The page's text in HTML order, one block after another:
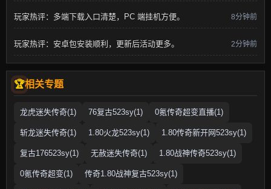
玩家热评：多端下载入口清楚，PC 端挂机方便。 8分钟前
玩家热评：安卓包安装顺利，更新后活动更多。 2分钟前
相关专题
龙虎迷失传奇(1) 76复古523sy(1) 0氪传奇超变直播(1)
斩龙迷失传奇(1) 1.80火龙523sy(1) 1.80传奇新开网523sy(1)
复古176523sy(1) 无赦迷失传奇(1) 1.80战神传奇523sy(1)
0氪传奇超变(1) 传奇1.80战神复古523sy(1)